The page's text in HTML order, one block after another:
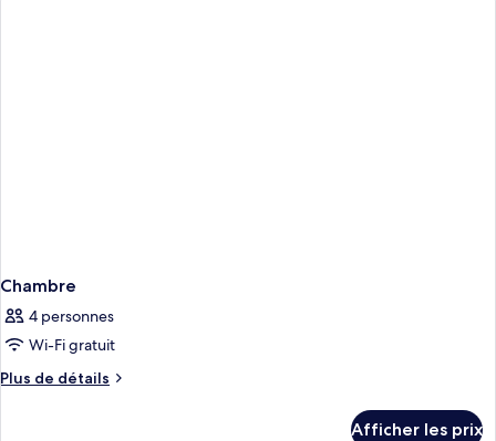
Chambre
4 personnes
Wi-Fi gratuit
Plus de détails
Plus
Afficher les prix